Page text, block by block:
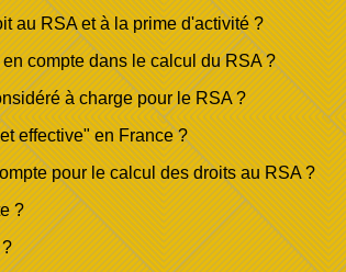
au RSA et à la prime d'activité ?
compte dans le calcul du RSA ?
à charge pour le RSA ?
effective" en France ?
pour le calcul des droits au RSA ?
?